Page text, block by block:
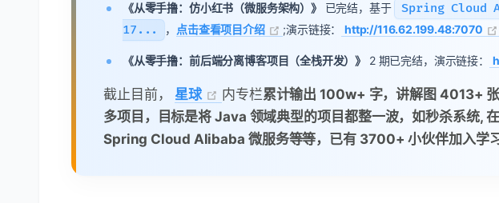
《从零手撸：仿小红书（微服务架构）》 已完结，基于
Spring Cloud
17...
， 点击查看项目介绍 ;演示链接： http://116.62.199.48:7070
《从零手撸：前后端分离博客项目（全栈开发）》 2 期已完结，演示链接：
截止目前， 星球 内专栏累计输出 100w+ 字，讲解图 4013+
多项目，目标是将 Java 领域典型的项目都整一波，如秒杀系统,
Spring Cloud Alibaba 微服务等等，已有 3700+ 小伙伴加入学